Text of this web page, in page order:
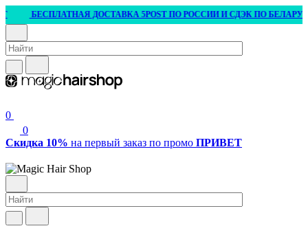
БЕСПЛАТНАЯ ДОСТАВКА 5POST ПО РОССИИ И СДЭК ПО БЕЛАРУСИ
0
0
Скидка 10% на первый заказ по промо ПРИВЕТ